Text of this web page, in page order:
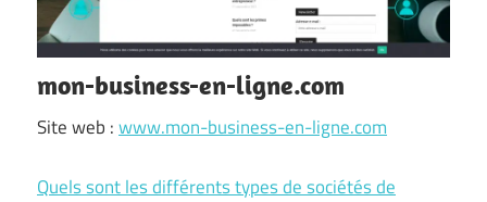
mon-business-en-ligne.com
Site web :www.mon-business-en-ligne.com
Quels sont les différents types de sociétés de